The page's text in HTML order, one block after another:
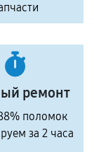
ремонт
поломок
за 2 часа